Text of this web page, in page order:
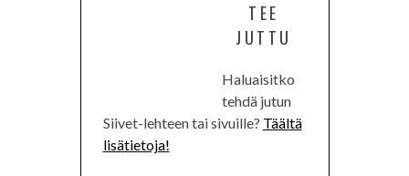
TEE
JUTTU
Haluaisitko
tehdä jutun
Siivet-lehteen tai sivuille? Täältä
lisätietoja!